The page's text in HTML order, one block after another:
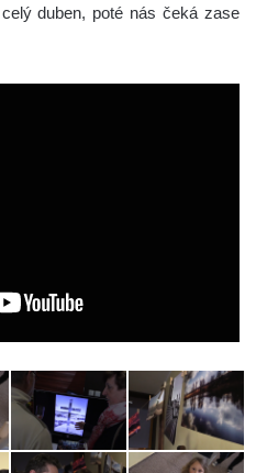
duben, poté nás čeká zase